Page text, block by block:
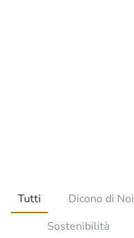
Tutti Dicono di Noi
Sostenibilità